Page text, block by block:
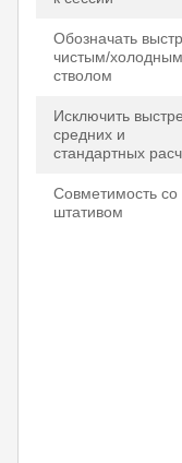
Обозначать
чистым/холодным
стволом
Исключить
средних и
стандартных
Совметимость со
штативом